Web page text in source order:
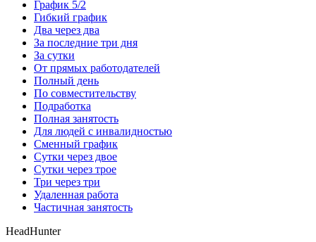
График 5/2
Гибкий график
Два через два
За последние три дня
За сутки
От прямых работодателей
Полный день
По совместительству
Подработка
Полная занятость
Для людей с инвалидностью
Сменный график
Сутки через двое
Сутки через трое
Три через три
Удаленная работа
Частичная занятость
HeadHunter